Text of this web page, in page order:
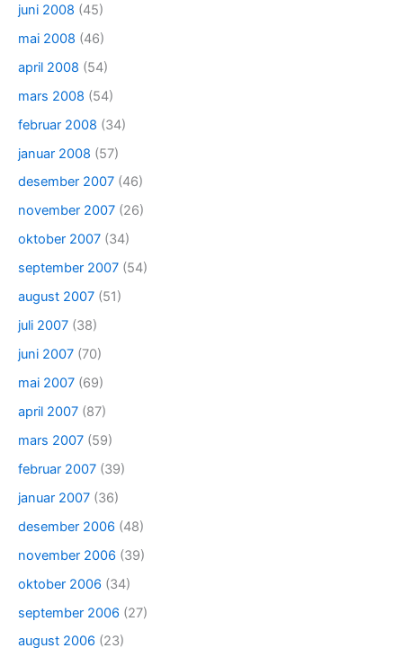
juni 2008 (45)
mai 2008 (46)
april 2008 (54)
mars 2008 (54)
februar 2008 (34)
januar 2008 (57)
desember 2007 (46)
november 2007 (26)
oktober 2007 (34)
september 2007 (54)
august 2007 (51)
juli 2007 (38)
juni 2007 (70)
mai 2007 (69)
april 2007 (87)
mars 2007 (59)
februar 2007 (39)
januar 2007 (36)
desember 2006 (48)
november 2006 (39)
oktober 2006 (34)
september 2006 (27)
august 2006 (23)